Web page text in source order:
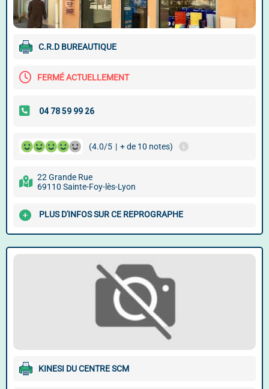
C.R.D BUREAUTIQUE
FERMÉ ACTUELLEMENT
(4.0/5 | + de 10 notes)
22 Grande Rue
69110 Sainte-Foy-lès-Lyon
PLUS D'INFOS SUR CE REPROGRAPHE
KINESI DU CENTRE SCM